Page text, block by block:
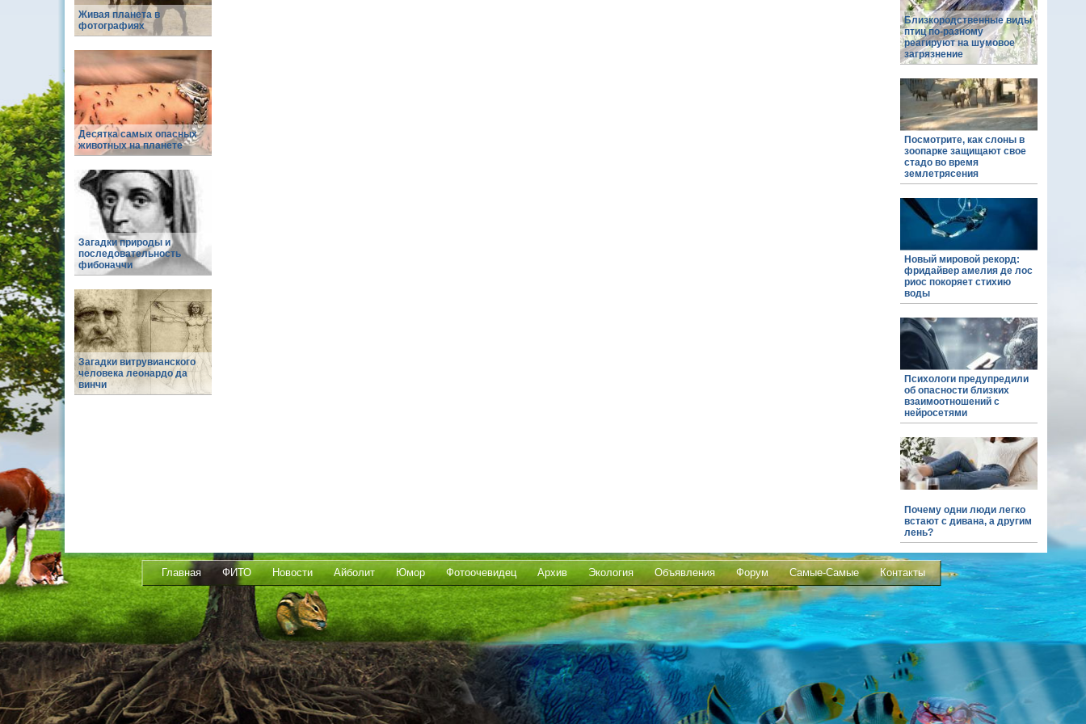
Живая планета в
фотографиях
Десятка самых опасных
животных на планете
Загадки природы и
последовательность
фибоначчи
Загадки витрувианского
человека леонардо да
винчи
Близкородственные виды
птиц по-разному
реагируют на шумовое
загрязнение
Посмотрите, как слоны в
зоопарке защищают свое
стадо во время
землетрясения
Новый мировой рекорд:
фридайвер амелия де лос
риос покоряет стихию
воды
Психологи предупредили
об опасности близких
взаимоотношений с
нейросетями
Почему одни люди легко
встают с дивана, а другим
лень?
Главная ФИТО Новости Айболит Юмор Фотоочевидец Архив Экология Объявления Форум Самые-Самые Контакты